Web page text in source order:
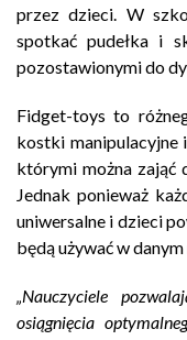
przez dzieci. W
spotkać pudełka i
pozostawionymi do
Fidget-toys to
kostki manipulacyjne
którymi można zająć
Jednak ponieważ
uniwersalne i dzieci
będą używać w
„Nauczyciele
osiągnięcia